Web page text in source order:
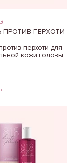
ПЕРХОТИ
перхоти для
кожи головы